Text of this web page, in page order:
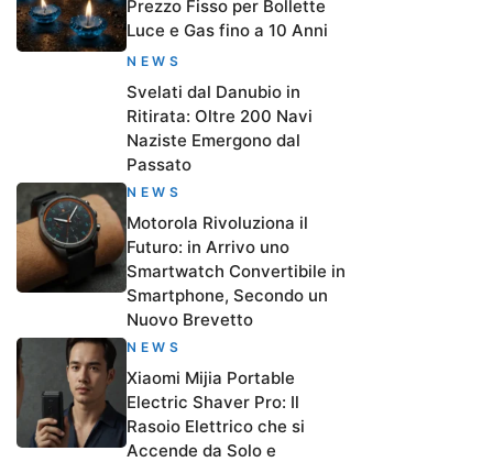
Prezzo Fisso per Bollette
Luce e Gas fino a 10 Anni
NEWS
Svelati dal Danubio in
Ritirata: Oltre 200 Navi
Naziste Emergono dal
Passato
NEWS
Motorola Rivoluziona il
Futuro: in Arrivo uno
Smartwatch Convertibile in
Smartphone, Secondo un
Nuovo Brevetto
NEWS
Xiaomi Mijia Portable
Electric Shaver Pro: Il
Rasoio Elettrico che si
Accende da Solo e